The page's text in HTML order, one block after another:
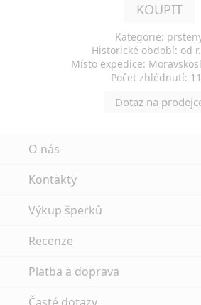
KOUPIT
Kategorie:
Historické období: od
Místo expedice:
Počet zhlédnutí:
Dotaz na
O nás
Kontakty
Výkup šperků
Recenze
Platba a doprava